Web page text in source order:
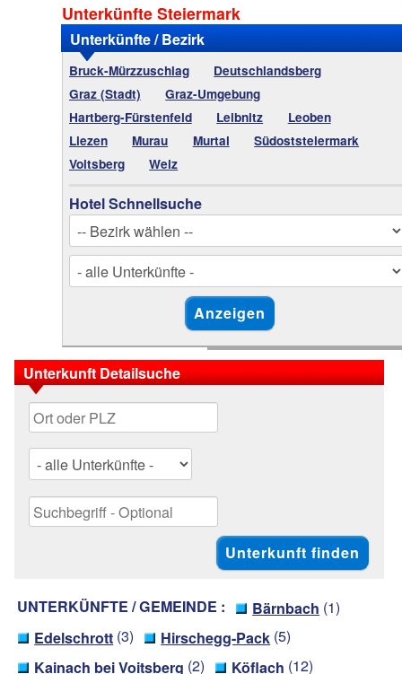
Unterkünfte Steiermark
Unterkünfte / Bezirk
Bruck-Mürzzuschlag
Deutschlandsberg
Graz (Stadt)
Graz-Umgebung
Hartberg-Fürstenfeld
Leibnitz
Leoben
Liezen
Murau Murtal
Südoststeiermark
Voitsberg
Weiz
Hotel Schnellsuche
Unterkunft Detailsuche
UNTERKÜNFTE / GEMEINDE : Bärnbach (1)
Edelschrott (3) Hirschegg-Pack (5)
Kainach bei Voitsberg (2) Köflach (12)